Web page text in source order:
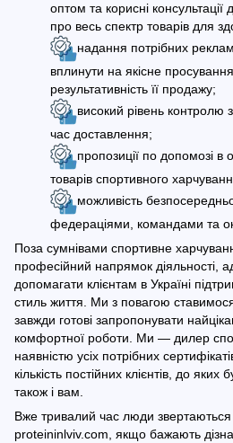
оптом та корисні консультації
про весь спектр товарів для
надання потрібних
вплинути на якісне
результативність її продажу;
високий рівень контролю
час доставлення;
пропозиції по допомозі в
товарів спортивного
можливість
федераціями, командами та
Поза сумнівами спортивне
професійний напрямок діяльності,
допомагати клієнтам в Україні
стиль життя. Ми з повагою
завжди готові запропонувати
комфортної роботи. Ми — дилер
наявністю усіх потрібних
кількість постійних клієнтів, до
також і вам.
Вже тривалий час люди звертаються
proteininlviv.com, якщо бажають